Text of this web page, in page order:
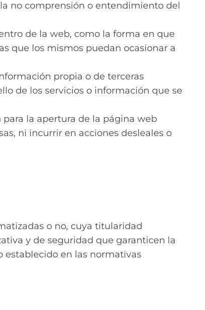
no comprensión o entendimiento del
de la web, como la forma en que
que los mismos puedan ocasionar a
propia o de terceras
de los servicios o información que se
para la apertura de la página web
ni incurrir en acciones desleales o
o no, cuya titularidad
y de seguridad que garanticen la
en las normativas